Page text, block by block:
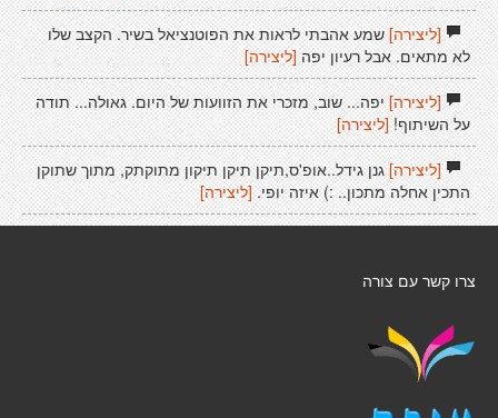
[ליצירה]שמע אהבתי לראות את הפוטנציאל בשיר. הקצב שלו
לא מתאים. אבל רעיון יפה [ליצירה]
[ליצירה]יפה... שוב, מזכרי את הזוועות של היום. גאולה... תודה
על השיתוף![ליצירה]
[ליצירה]גנן גידל..אופ'ס,תיקן תיקן תיקון מתוקתק, מתוך שתוקן
התכין אחלה מתכון.. :) איזה יופי. [ליצירה]
צרו קשר עם צורה